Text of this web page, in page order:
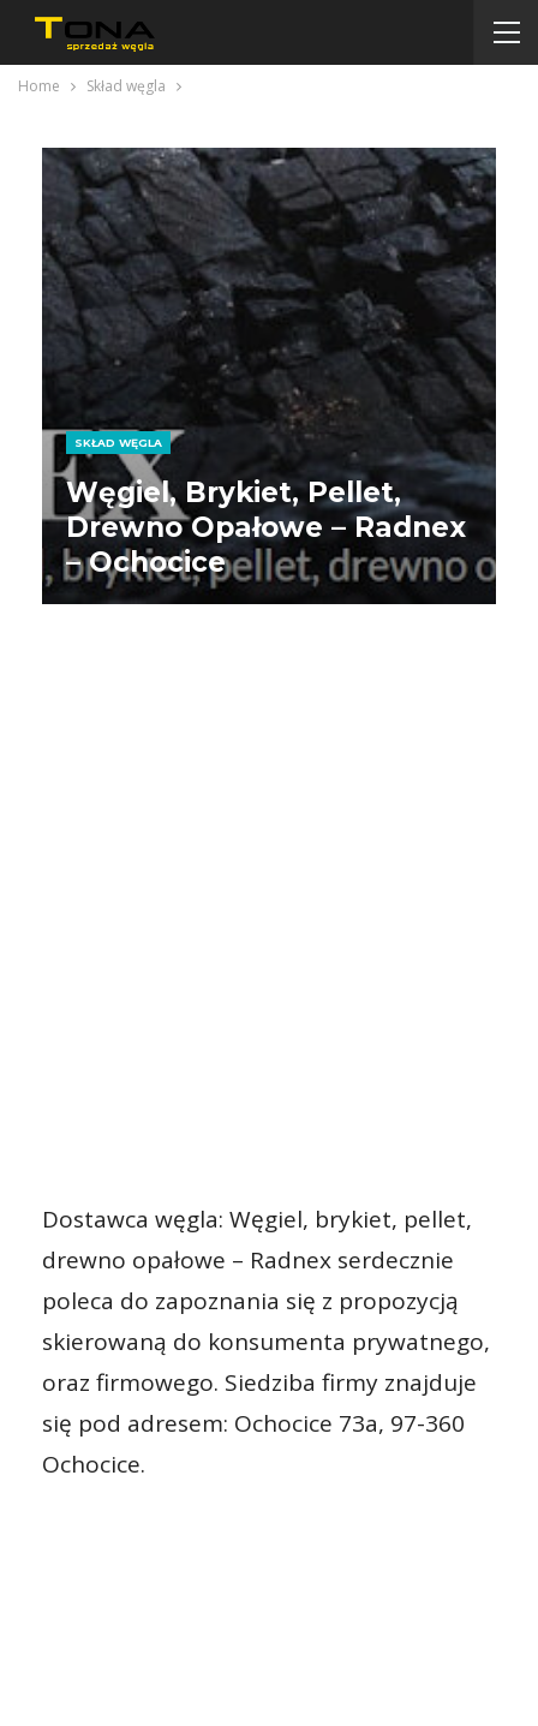
Home Skład węgla
SKŁAD WĘGLA
Węgiel, Brykiet, Pellet,
Drewno Opałowe – Radnex
– Ochocice
Dostawca węgla: Węgiel, brykiet, pellet,
drewno opałowe – Radnex serdecznie
poleca do zapoznania się z propozycją
skierowaną do konsumenta prywatnego,
oraz firmowego. Siedziba firmy znajduje
się pod adresem: Ochocice 73a, 97-360
Ochocice.